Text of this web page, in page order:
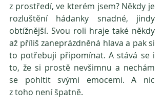
z prostředí, ve kterém jsem? Někdy je
rozluštění hádanky snadné, jindy
obtížnější. Svou roli hraje také někdy
až příliš zaneprázdněná hlava a pak si
to potřebuji připomínat. A stává se i
to, že si prostě nevšimnu a nechám
se pohltit svými emocemi. A nic
z toho není špatně.